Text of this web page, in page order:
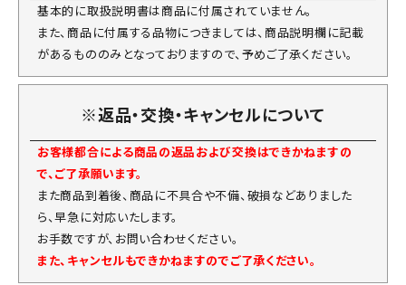
基本的に取扱説明書は商品に付属されていません。
また、商品に付属する品物につきましては、商品説明欄に記載
があるもののみとなっておりますので、予めご了承ください。
※返品・交換・キャンセルについて
お客様都合による商品の返品および交換はできかねますの
で、ご了承願います。
また商品到着後、商品に不具合や不備、破損などありました
ら、早急に対応いたします。
お手数ですが、お問い合わせください。
また、キャンセルもできかねますのでご了承ください。